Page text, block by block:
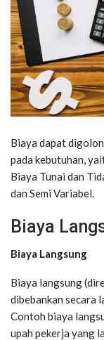
Biaya dapat
pada kebutuhan,
Biaya Tunai dan
dan Semi Variabel.
Biaya
Biaya Langsung
Biaya langsung
dibebankan secara
Contoh biaya
upah pekerja yang